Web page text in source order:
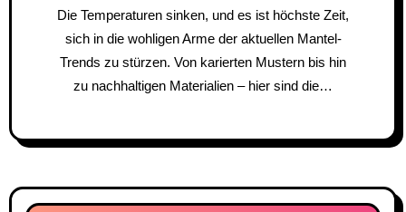
Die Temperaturen sinken, und es ist höchste Zeit,
sich in die wohligen Arme der aktuellen Mantel-
Trends zu stürzen. Von karierten Mustern bis hin
zu nachhaltigen Materialien – hier sind die…